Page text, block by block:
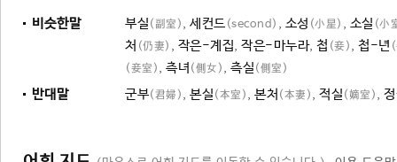
비슷한말 부실 (副室) , 세컨드 (second) , 소성 (小星) , 소실 (小
처 (仍妻) , 작은-계집, 작은-마누라, 첩 (妾) , 첩-년
(妾室) , 측녀 (側女) , 측실 (側室)
반대말 군부(君婦) , 본실 (本室) , 본처 (本妻) , 적실 (嫡室) ,